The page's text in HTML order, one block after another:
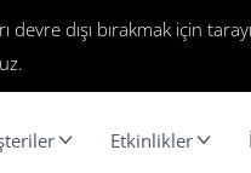
devre dışı bırakmak için
Etkinlikler